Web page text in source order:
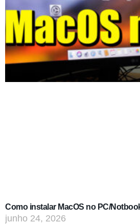
Como instalar MacOS no PC/
junho 24, 2026